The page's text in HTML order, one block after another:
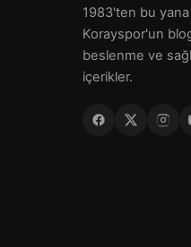
1983'ten bu
Korayspor'un
beslenme ve
içerikler.